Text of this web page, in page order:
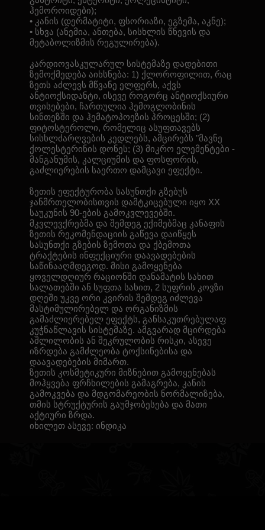
ჰემოროიდები);
• კანის (დერმატიტი, ფსორიაზი, ეგზემა, აკნე);
• სხვა (ანემია, ანთება, სისხლის წნევის და
მეტაბოლიზმის რეგულირება).
კარდიოვასკულარულ სისტემაზე დადებითი
ზემოქმედება აიხსნება: 1) ქლოროფილით, რაც
ზეთს აძლევს მწვანე ელფერს, აქვს
ანტიოქსიდანტი, ისევე როგორც ანტიოქსიური
თვისებები, ჩართულია ჰემოგლობინის
სინთეზში და ჰემატოპოეზის პროცესში; (2)
ფიტოსტეროლი, რომელიც ასუფთავებს
სისხლძარღვების კედლებს, ამცირებს "მავნე
ქოლესტერინის დონეს; (3) მიკრო ელემენტები -
მანგანუმის, კალციუმის და ფოსფორის,
გაძლიერების საერთო დამცავი ეფექტი.
ზეთის ეფექტურობა სასუნთქი გზებუს
ჯანმრთელობისთვის დამტკიცებული იყო XX
საუკუნის 90-ების გამოკვლევებში.
მკვლევქრებმა და შემდეგ ექიმებმაც კანაფის
ზეთის რეკომენდაციის გაწევა დაიწყეს
სასუნთქი გზების ზემოთა და ქბემოთა
ტრაქტების ინფექციური დაავადებების
საწინააღმდეგოდ. მისი გამოყენება
ყოველდღიურ რაციონში დანამატის სახით
სალათებში ან სუფთა სახით, 2 სუფრის კოვზი
დღეში უკვე ორი კვირის შემდეგ იძლევა
მასტიმულირებელ და ორგანიზმის
გამაძლიერებელ ეფექტს, განსაკუთრებულაფ
კუჭნაწლავის სისტემაზე. ამგვარად მცირდება
აშლილობის ან შეკრულობის რისკი, ასევე
იზრდება გამძლეობა ტოქსინებისა და
დაავადებების მიმართ.
ზეთის კოსმეტიკური მიზნებით გამოყენებას
მოჰყვება ფრჩხილების გამაგრება, კანის
გამოკვება და მდგომარეობის ნორმალიზება,
თმის სტრუქტურის გაუმჯობესება და მათი
აქტიური ზრდა.
იხილეთ ასევე: ინდიკა